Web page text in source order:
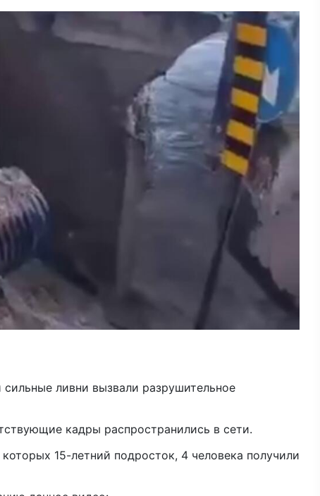
ливни вызвали разрушительное
кадры распространились в сети.
15-летний подросток, 4 человека получили